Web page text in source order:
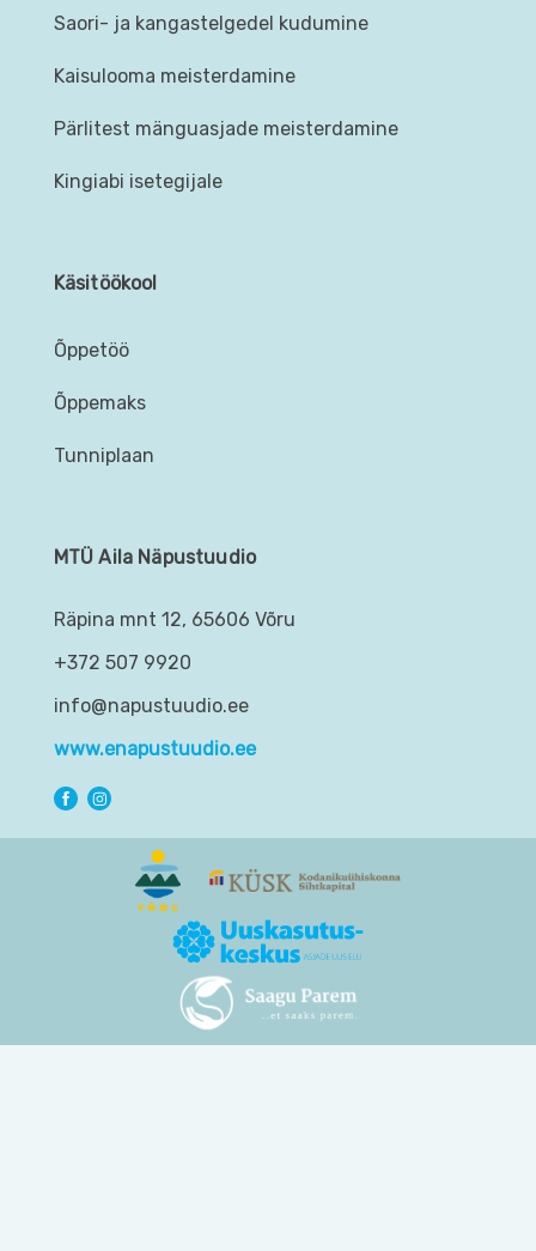
Saori- ja kangastelgedel kudumine
Kaisulooma meisterdamine
Pärlitest mänguasjade meisterdamine
Kingiabi isetegijale
Käsitöökool
Õppetöö
Õppemaks
Tunniplaan
MTÜ Aila Näpustuudio
Räpina mnt 12, 65606 Võru
+372 507 9920
info@napustuudio.ee
www.enapustuudio.ee